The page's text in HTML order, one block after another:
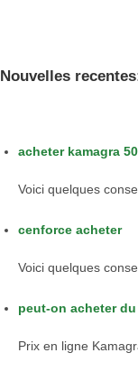
Nouvelles
acheter kamagra
Voici quelques
cenforce acheter
Voici quelques
peut-on acheter
Prix en ligne